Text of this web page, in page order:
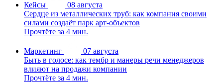
Кейсы
08 августа
Сердце из металлических труб: как компания своими
силами создаёт парк арт-объектов
Прочтёте за 4 мин.
Маркетинг
07 августа
Быть в голосе: как тембр и манеры речи менеджеров
влияют на продажи компании
Прочтёте за 4 мин.